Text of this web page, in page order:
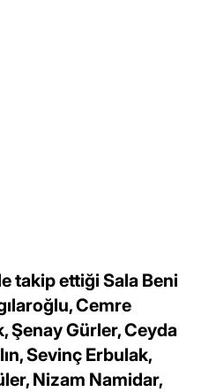
takip ettiği Sala Beni
Cemre
Şenay Gürler, Ceyda
Sevinç Erbulak,
Nizam Namidar,